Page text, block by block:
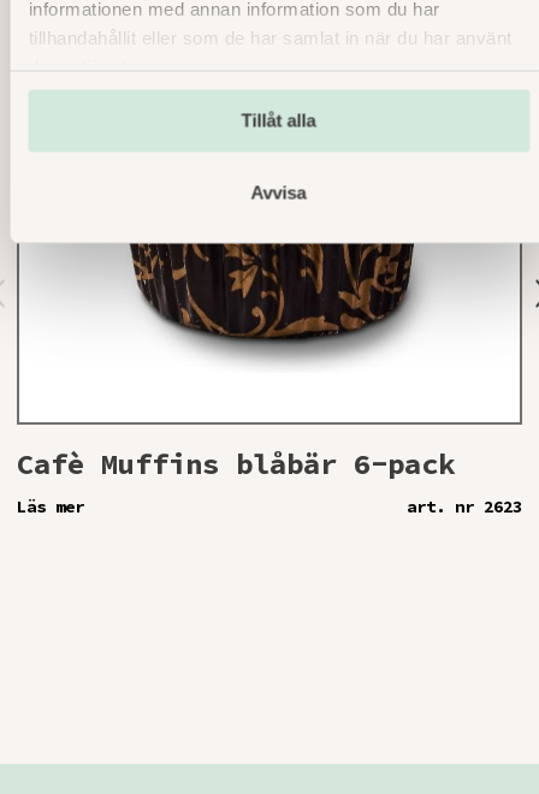
informationen med annan information som du har
tillhandahållit eller som de har samlat in när du har använt
Tillåt alla
Avvisa
Cafè Muffins blåbär 6-pack
Läs mer art. nr 2623